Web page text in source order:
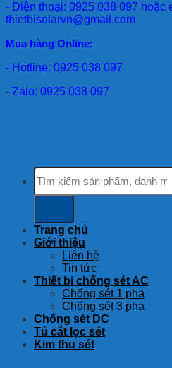
- Điện thoại: 0925 038 097 hoặc
thietbisolarvn@gmail.com
Mua hàng Online:
- Hotline: 0925 038 097
- Zalo: 0925 038 097
Tìm
kiếm:
Trang chủ
Giới thiệu
Liên hệ
Tin tức
Thiết bị chống sét AC
Chống sét 1 pha
Chống sét 3 pha
Chống sét DC
Tủ cắt lọc sét
Kim thu sét